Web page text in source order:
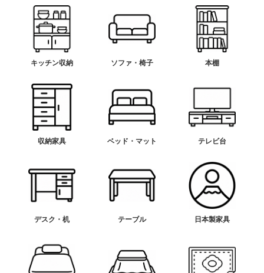
キッチン収納 ソファ・椅子 本棚
収納家具 ベッド・マット テレビ台
デスク・机 テーブル 日本製家具